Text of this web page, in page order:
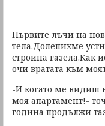
Първите лъчи на
тела.Долепихме
стройна газела.Как
очи вратата към
-И когато ме видиш
моя апартамент!-
година продължи